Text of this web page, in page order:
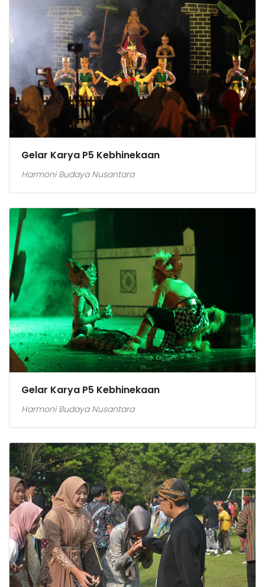
Gelar Karya P5 Kebhinekaan
Harmoni Budaya Nusantara
Gelar Karya P5 Kebhinekaan
Harmoni Budaya Nusantara